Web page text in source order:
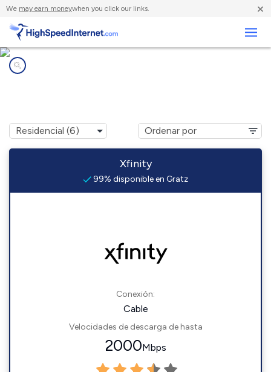
We may earn moneywhen you click our links. ×
Xfinity
99% disponible en Gratz
Conexión:
Cable
Velocidades de descarga de hasta
2000Mbps